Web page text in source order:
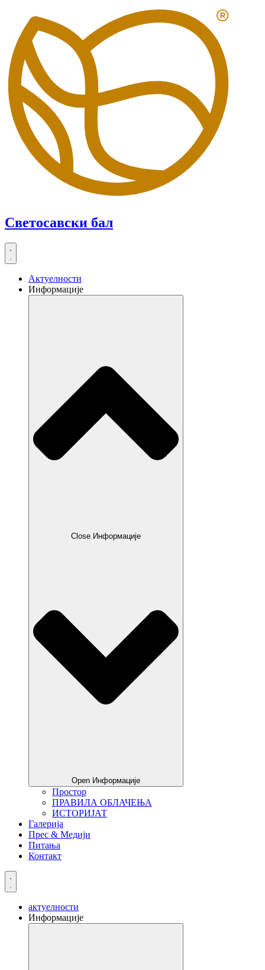
content
Светосавски бал
Aктуелности
Информације
Close Информације
Open Информације
Простор
ПРАВИЛА ОБЛАЧЕЊА
ИСТОРИЈАТ
Галерија
Прес & Медији
Питања
Контакт
актуелности
Информације